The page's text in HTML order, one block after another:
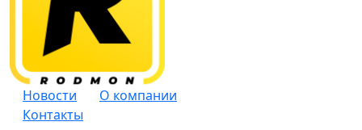
Новости
О компании
Контакты